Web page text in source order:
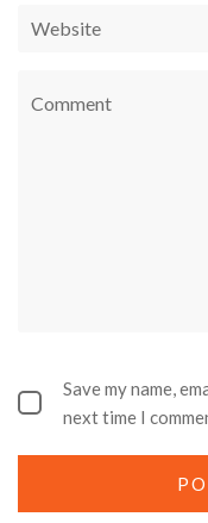
Save my name,
next time I